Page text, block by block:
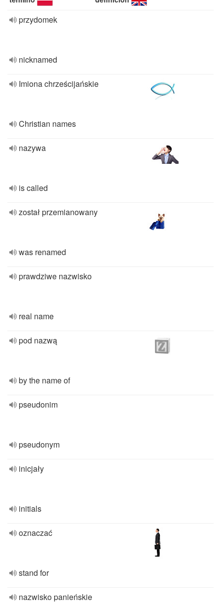
przydomek
nicknamed
Imiona chrześcijańskie
Christian names
nazywa
is called
został przemianowany
was renamed
prawdziwe nazwisko
real name
pod nazwą
by the name of
pseudonim
pseudonym
inicjały
initials
oznaczać
stand for
nazwisko panieńskie